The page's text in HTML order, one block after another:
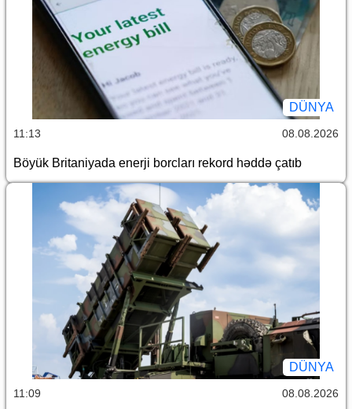
DÜNYA
11:13 08.08.2026
Böyük Britaniyada enerji borcları rekord həddə çatıb
DÜNYA
11:09 08.08.2026